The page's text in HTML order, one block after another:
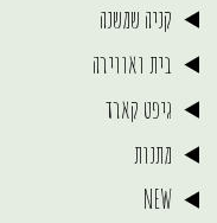
קניה שמשנה
בית ואווירה
גיפט קארד
מתנות
NEW